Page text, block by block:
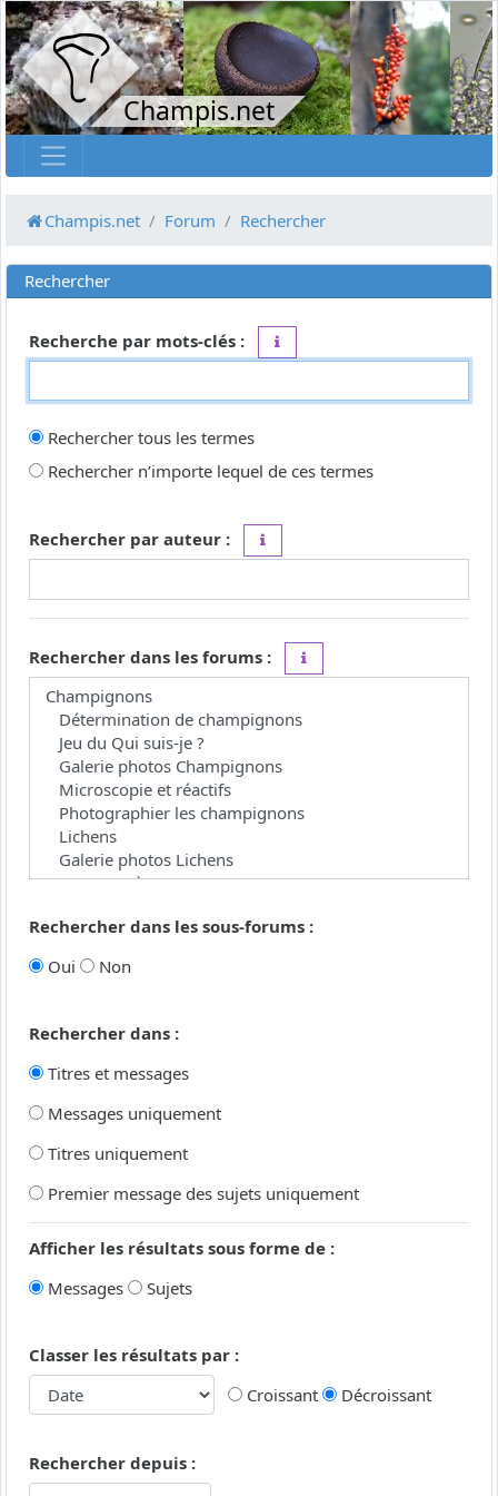
Champis.net
Champis.net Forum Rechercher
Rechercher
Recherche par mots-clés :
Rechercher tous les termes
Rechercher n’importe lequel de ces termes
Rechercher par auteur :
Rechercher dans les forums :
Rechercher dans les sous-forums :
Oui
Non
Rechercher dans :
Titres et messages
Messages uniquement
Titres uniquement
Premier message des sujets uniquement
Afficher les résultats sous forme de :
Messages
Sujets
Classer les résultats par :
Croissant
Décroissant
Rechercher depuis :